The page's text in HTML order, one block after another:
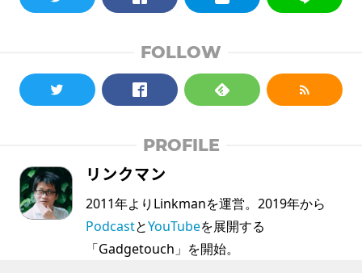
FOLLOW
PROFILE
リンクマン
2011年よりLinkmanを運営。2019年から
PodcastとYouTubeを展開する
「Gadgetouch」を開始。